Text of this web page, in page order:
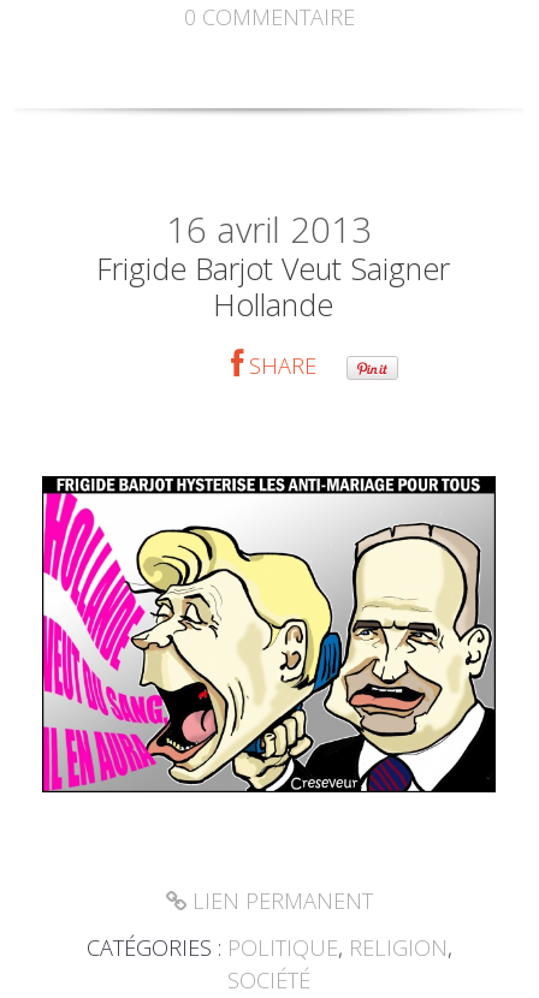
0 COMMENTAIRE
16 avril 2013
Frigide Barjot Veut Saigner
Hollande
SHARE
LIEN PERMANENT
CATÉGORIES : POLITIQUE, RELIGION,
SOCIÉTÉ